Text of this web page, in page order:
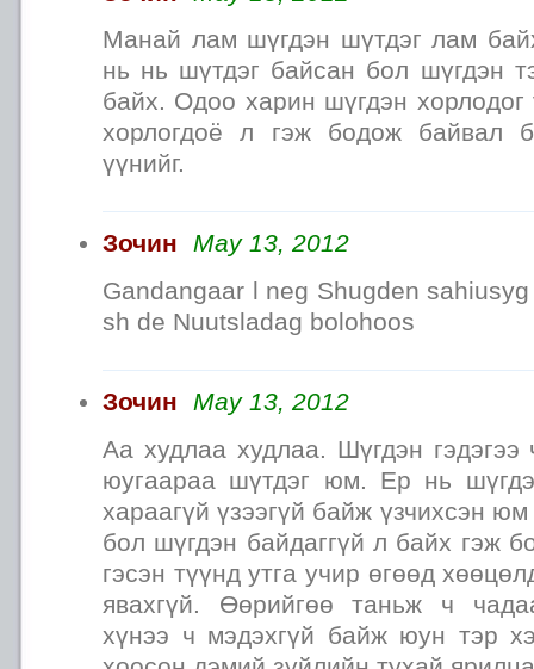
Манай лам шүгдэн шүтдэг лам
нь нь шүтдэг байсан бол шүгдэн
байх. Одоо харин шүгдэн хорлодог
хорлогдоё л гэж бодож байвал
үүнийг.
Зочин
May 13, 2012
Gandangaar l neg Shugden
sh de Nuutsladag bolohoos
Зочин
May 13, 2012
Аа худлаа худлаа. Шүгдэн гэдэгээ
юугаараа шүтдэг юм. Ер нь
хараагүй үзээгүй байж үзчихсэн
бол шүгдэн байдаггүй л байх гэж
гэсэн түүнд утга учир өгөөд
явахгүй. Өөрийгөө таньж ч
хүнээ ч мэдэхгүй байж юун тэр